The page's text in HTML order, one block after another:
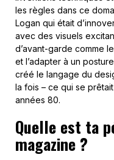
certain réalisme est
Moss photographiée
américanisme avec
a amené l’élite urbaine
de Soho, et a capturé
égalitaire en incluant
le Britart. Les directeurs
Bencic, ont produit des